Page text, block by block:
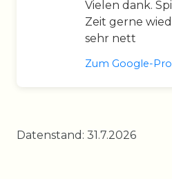
Vielen dank.
Zeit gerne
sehr nett
Zum Google-
Datenstand: 31.7.2026